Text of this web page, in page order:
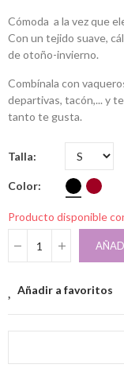
Cómoda a la vez que
Con un tejido suave,
de otoño-invierno.
Combínala con
departivas, tacón,... y
tanto te gusta.
Talla
Color
Producto disponible
Añadir a favoritos